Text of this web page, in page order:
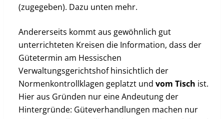
(zugegeben). Dazu unten mehr.
Andererseits kommt aus gewöhnlich gut
unterrichteten Kreisen die Information, dass der
Gütetermin am Hessischen
Verwaltungsgerichtshof hinsichtlich der
Normenkontrollklagen geplatzt und vom Tisch ist.
Hier aus Gründen nur eine Andeutung der
Hintergründe: Güteverhandlungen machen nur